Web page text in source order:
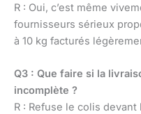
R : Oui, c’est même
fournisseurs sérieux
à 10 kg facturés
Q3 : Que faire si la
incomplète ?
R : Refuse le colis